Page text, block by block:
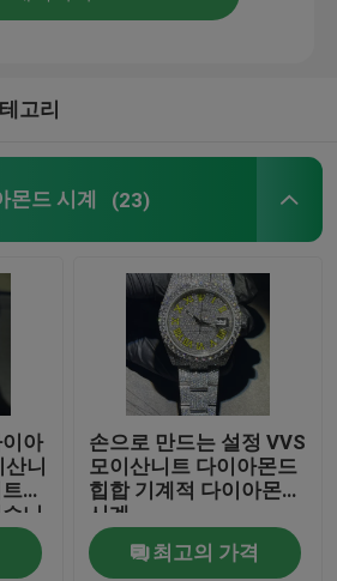
고리
드 시계 (23)
아
니
손으로 만드는 설정 VVS
모이산니트 다이아몬드
힙합 기계적 다이아몬드
시계
최고의 가격